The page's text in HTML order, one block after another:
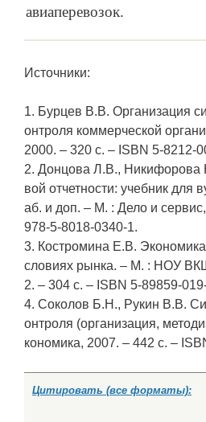
авиаперевозок.
Источники:
1. Бурцев В.В. Организация
онтроля коммерческой
2000. – 320 с. – ISBN 5-8212-
2. Донцова Л.В., Никифорова
вой отчетности: учебник для
аб. и доп. – М. : Дело и
978-5-8018-0340-1.
3. Костромина Е.В.
словиях рынка. – М. : НОУ
2. – 304 с. – ISBN 5-89859-
4. Соколов Б.Н., Рукин В.В.
онтроля (организация,
кономика, 2007. – 442 с. –
Цитировать (все форматы):